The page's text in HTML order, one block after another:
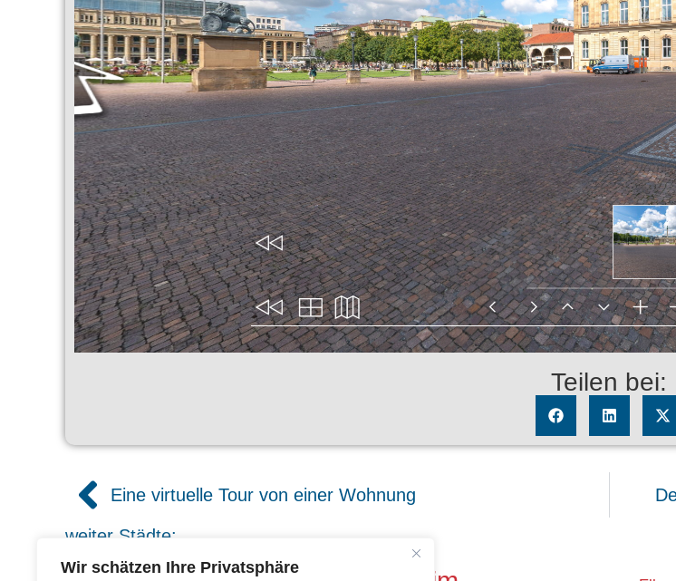
Wir schätzen Ihre Privatsphäre
Teilen bei:
Eine virtuelle Tour von einer Wohnung
weiter Städte: